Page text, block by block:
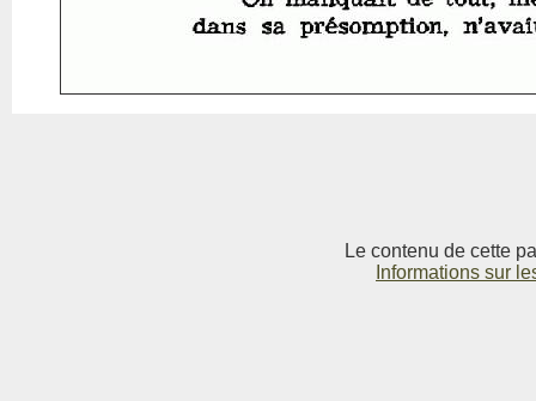
Le contenu de cette
Informations sur